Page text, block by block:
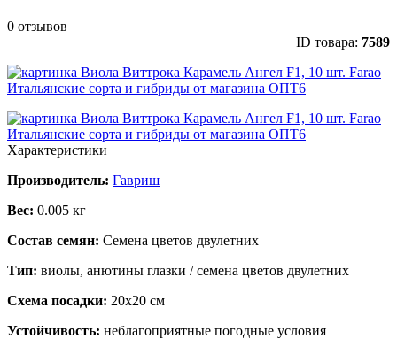
0 отзывов
ID товара: 7589
Характеристики
Производитель: Гавриш
Вес: 0.005 кг
Состав семян: Семена цветов двулетних
Тип: виолы, анютины глазки / семена цветов двулетних
Схема посадки: 20х20 см
Устойчивость: неблагоприятные погодные условия